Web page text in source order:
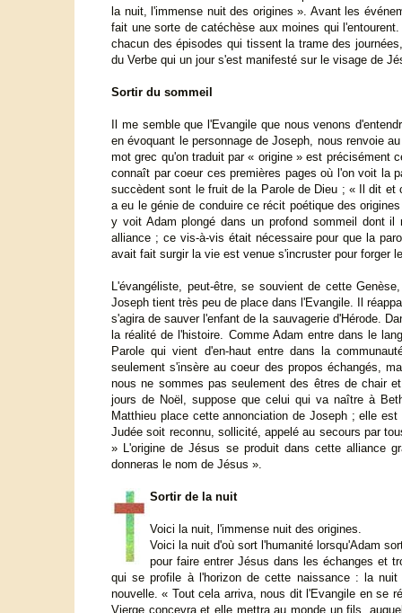
la nuit, l'immense nuit des origines ». Avant les
fait une sorte de catéchèse aux moines qui
chacun des épisodes qui tissent la trame des
du Verbe qui un jour s'est manifesté sur le visage de
Sortir du sommeil
Il me semble que l'Evangile que nous venons
en évoquant le personnage de Joseph, nous renvoie
mot grec qu'on traduit par « origine » est précisément
connaît par coeur ces premières pages où l'on voit la
succèdent sont le fruit de la Parole de Dieu ; « Il dit
a eu le génie de conduire ce récit poétique des
y voit Adam plongé dans un profond sommeil dont
alliance ; ce vis-à-vis était nécessaire pour que la
avait fait surgir la vie est venue s'incruster pour forger
L'évangéliste, peut-être, se souvient de cette
Joseph tient très peu de place dans l'Evangile. Il
s'agira de sauver l'enfant de la sauvagerie d'Hérode.
la réalité de l'histoire. Comme Adam entre dans le
Parole qui vient d'en-haut entre dans la
seulement s'insère au coeur des propos échangés,
nous ne sommes pas seulement des êtres de chair
jours de Noël, suppose que celui qui va naître à
Matthieu place cette annonciation de Joseph ; elle
Judée soit reconnu, sollicité, appelé au secours par
» L'origine de Jésus se produit dans cette alliance
donneras le nom de Jésus ».
Sortir de la nuit
Voici la nuit, l'immense nuit des origines.
Voici la nuit d'où sort l'humanité lorsqu'Adam
pour faire entrer Jésus dans les échanges et
qui se profile à l'horizon de cette naissance : la
nouvelle. « Tout cela arriva, nous dit l'Evangile en se
Vierge concevra et elle mettra au monde un fils,